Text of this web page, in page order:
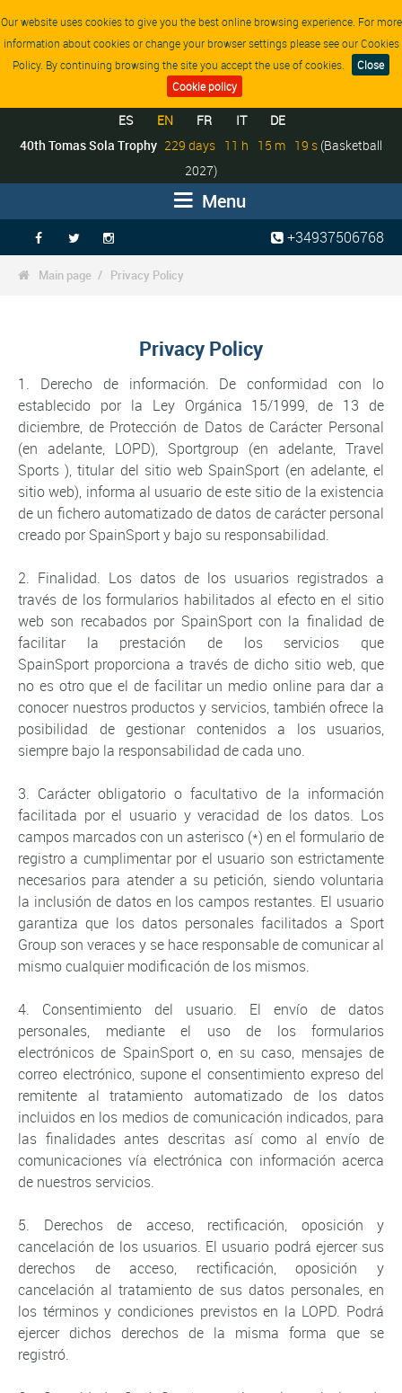
Our website uses cookies to give you the best online browsing experience. For more
information about cookies or change your browser settings please see our Cookies
Policy. By continuing browsing the site you accept the use of cookies.
Close
Cookie policy
ES EN FR IT
DE
40th Tomas Sola Trophy 229 days 11 h 15 m 19 s (Basketball
2027)
Menu
   +34937506768
 Main page Privacy Policy
Privacy Policy
1. Derecho de información. De conformidad con lo
establecido por la Ley Orgánica 15/1999, de 13 de
diciembre, de Protección de Datos de Carácter Personal
(en adelante, LOPD), Sportgroup (en adelante, Travel
Sports ), titular del sitio web SpainSport (en adelante, el
sitio web), informa al usuario de este sitio de la existencia
de un fichero automatizado de datos de carácter personal
creado por SpainSport y bajo su responsabilidad.
2. Finalidad. Los datos de los usuarios registrados a
través de los formularios habilitados al efecto en el sitio
web son recabados por SpainSport con la finalidad de
facilitar la prestación de los servicios que
SpainSport proporciona a través de dicho sitio web, que
no es otro que el de facilitar un medio online para dar a
conocer nuestros productos y servicios, también ofrece la
posibilidad de gestionar contenidos a los usuarios,
siempre bajo la responsabilidad de cada uno.
3. Carácter obligatorio o facultativo de la información
facilitada por el usuario y veracidad de los datos. Los
campos marcados con un asterisco (*) en el formulario de
registro a cumplimentar por el usuario son estrictamente
necesarios para atender a su petición, siendo voluntaria
la inclusión de datos en los campos restantes. El usuario
garantiza que los datos personales facilitados a Sport
Group son veraces y se hace responsable de comunicar al
mismo cualquier modificación de los mismos.
4. Consentimiento del usuario. El envío de datos
personales, mediante el uso de los formularios
electrónicos de SpainSport o, en su caso, mensajes de
correo electrónico, supone el consentimiento expreso del
remitente al tratamiento automatizado de los datos
incluidos en los medios de comunicación indicados, para
las finalidades antes descritas así como al envío de
comunicaciones vía electrónica con información acerca
de nuestros servicios.
5. Derechos de acceso, rectificación, oposición y
cancelación de los usuarios. El usuario podrá ejercer sus
derechos de acceso, rectificación, oposición y
cancelación al tratamiento de sus datos personales, en
los términos y condiciones previstos en la LOPD. Podrá
ejercer dichos derechos de la misma forma que se
registró.